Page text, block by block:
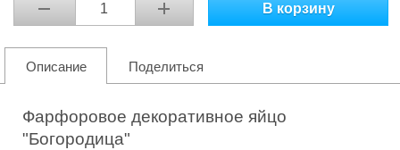
В корзину
Описание Поделиться
Фарфоровое декоративное яйцо
"Богородица"